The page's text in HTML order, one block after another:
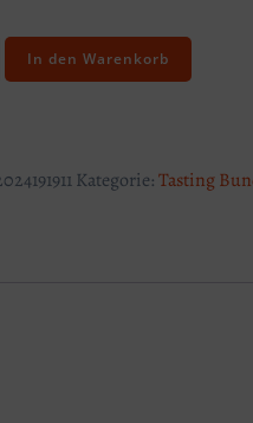
In den Warenkorb
Kategorie:Tasting